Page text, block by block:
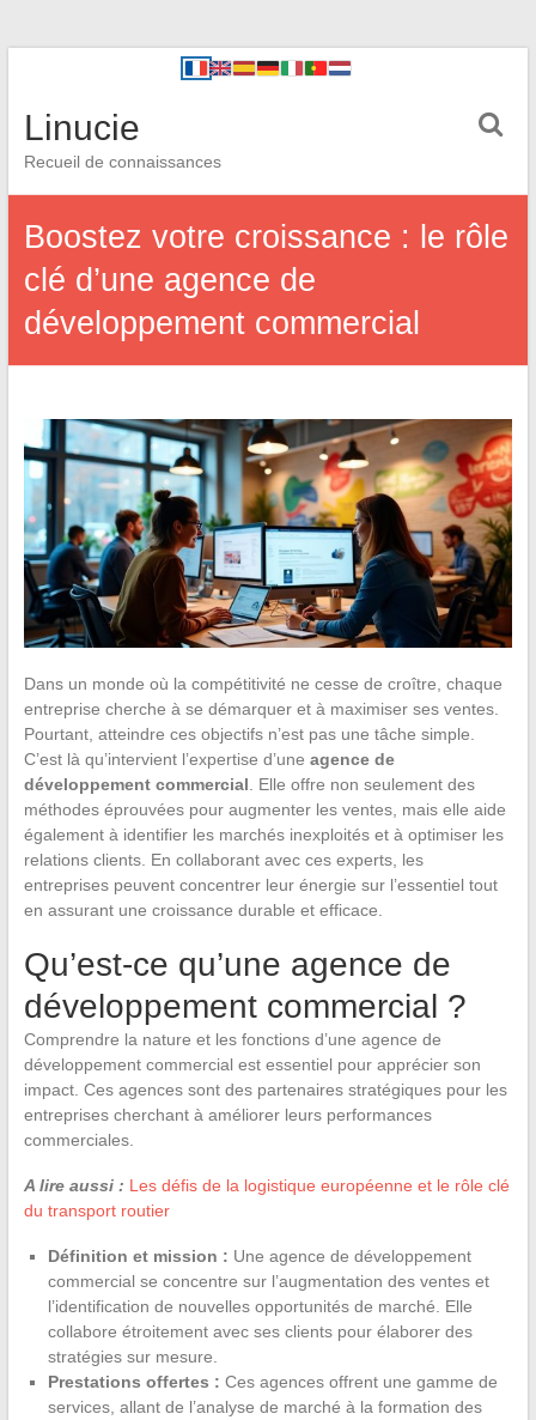
Linucie
Recueil de connaissances
Boostez votre croissance : le rôle
clé d’une agence de
développement commercial
Dans un monde où la compétitivité ne cesse de croître, chaque
entreprise cherche à se démarquer et à maximiser ses ventes.
Pourtant, atteindre ces objectifs n’est pas une tâche simple.
C’est là qu’intervient l’expertise d’une agence de
développement commercial . Elle offre non seulement des
méthodes éprouvées pour augmenter les ventes, mais elle aide
également à identifier les marchés inexploités et à optimiser les
relations clients. En collaborant avec ces experts, les
entreprises peuvent concentrer leur énergie sur l’essentiel tout
en assurant une croissance durable et efficace.
Qu’est-ce qu’une agence de
développement commercial ?
Comprendre la nature et les fonctions d’une agence de
développement commercial est essentiel pour apprécier son
impact. Ces agences sont des partenaires stratégiques pour les
entreprises cherchant à améliorer leurs performances
commerciales.
A lire aussi : Les défis de la logistique européenne et le rôle clé
du transport routier
Définition et mission : Une agence de développement
commercial se concentre sur l’augmentation des ventes et
l’identification de nouvelles opportunités de marché. Elle
collabore étroitement avec ses clients pour élaborer des
stratégies sur mesure.
Prestations offertes : Ces agences offrent une gamme de
services, allant de l’analyse de marché à la formation des